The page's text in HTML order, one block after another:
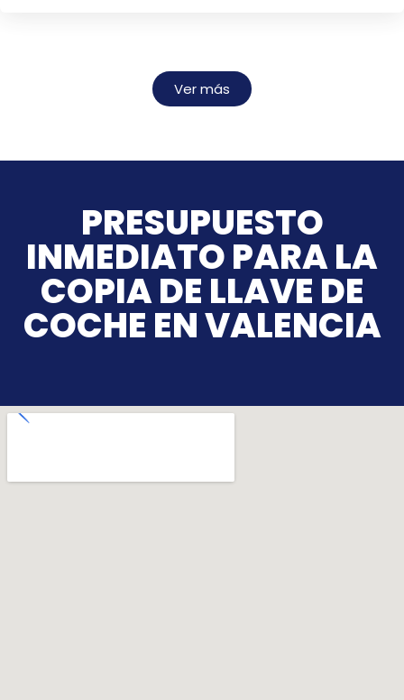
Ver más
PRESUPUESTO
INMEDIATO PARA LA
COPIA DE LLAVE DE
COCHE EN VALENCIA